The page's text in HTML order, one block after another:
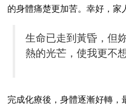
的身體痛楚更加苦。幸好，家
生命已走到黃昏，但
熱的光芒，使我更不
完成化療後，身體逐漸好轉，